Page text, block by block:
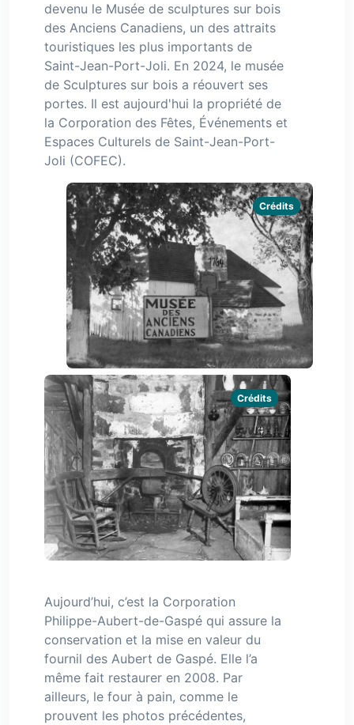
devenu le Musée de sculptures sur bois
des Anciens Canadiens, un des attraits
touristiques les plus importants de
Saint-Jean-Port-Joli. En 2024, le musée
de Sculptures sur bois a réouvert ses
portes. Il est aujourd'hui la propriété de
la Corporation des Fêtes, Événements et
Espaces Culturels de Saint-Jean-Port-
Joli (COFEC).
Crédits
Crédits
Aujourd’hui, c’est la Corporation
Philippe-Aubert-de-Gaspé qui assure la
conservation et la mise en valeur du
fournil des Aubert de Gaspé. Elle l’a
même fait restaurer en 2008. Par
ailleurs, le four à pain, comme le
prouvent les photos précédentes,